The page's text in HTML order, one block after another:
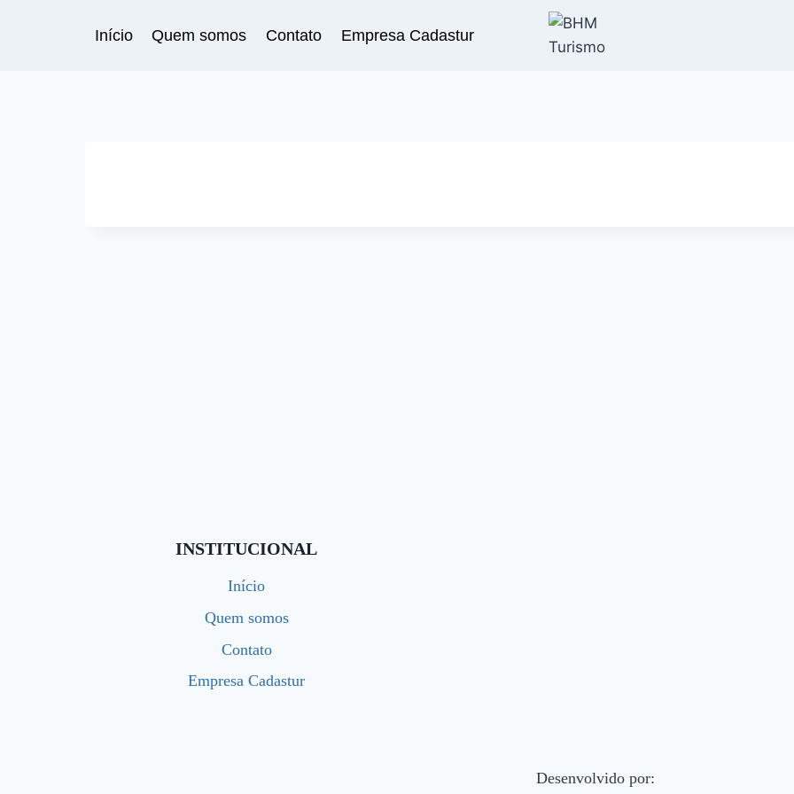
Início Quem somos Contato Empresa Cadastur
INSTITUCIONAL
Início
Quem somos
Contato
Empresa Cadastur
Desenvolvido por: